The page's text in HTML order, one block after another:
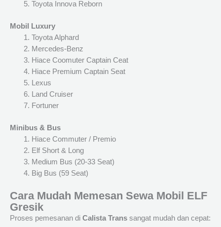
Toyota Innova Reborn
Mobil Luxury
Toyota Alphard
Mercedes-Benz
Hiace Coomuter Captain Ceat
Hiace Premium Captain Seat
Lexus
Land Cruiser
Fortuner
Minibus & Bus
Hiace Commuter / Premio
Elf Short & Long
Medium Bus (20-33 Seat)
Big Bus (59 Seat)
Cara Mudah Memesan Sewa Mobil ELF
Gresik
Proses pemesanan di Calista Trans sangat mudah dan cepat: